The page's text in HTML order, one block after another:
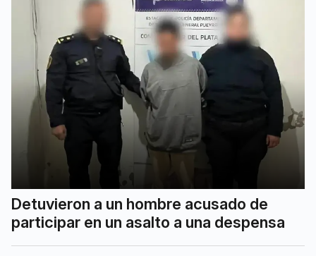
Detuvieron a un hombre acusado de
participar en un asalto a una despensa